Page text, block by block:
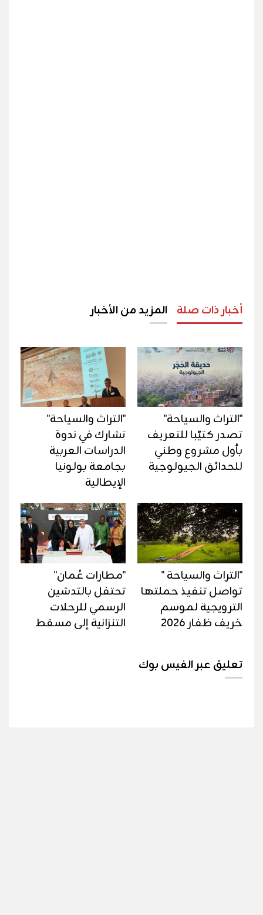
أخبار ذات صلة المزيد من الأخبار
"التراث والسياحة"
تصدر كتيّبا للتعريف
بأول مشروع وطني
للحدائق الجيولوجية
"التراث والسياحة"
تشارك في ندوة
الدراسات العربية
بجامعة بولونيا
الإيطالية
"التراث والسياحة "
تواصل تنفيذ حملتها
الترويجية لموسم
خريف ظفار 2026
"مطارات عُمان"
تحتفل بالتدشين
الرسمي للرحلات
التنزانية إلى مسقط
تعليق عبر الفيس بوك